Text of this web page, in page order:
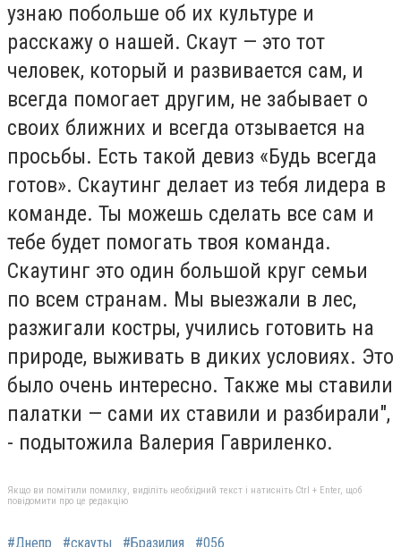
узнаю побольше об их культуре и
расскажу о нашей. Скаут — это тот
человек, который и развивается сам, и
всегда помогает другим, не забывает о
своих ближних и всегда отзывается на
просьбы. Есть такой девиз «Будь всегда
готов». Скаутинг делает из тебя лидера в
команде. Ты можешь сделать все сам и
тебе будет помогать твоя команда.
Скаутинг это один большой круг семьи
по всем странам. Мы выезжали в лес,
разжигали костры, учились готовить на
природе, выживать в диких условиях. Это
было очень интересно. Также мы ставили
палатки — сами их ставили и разбирали",
- подытожила Валерия Гавриленко.
Якщо ви помітили помилку, виділіть необхідний текст і натисніть Ctrl + Enter, щоб
повідомити про це редакцію
#Днепр #скауты #Бразилия #056